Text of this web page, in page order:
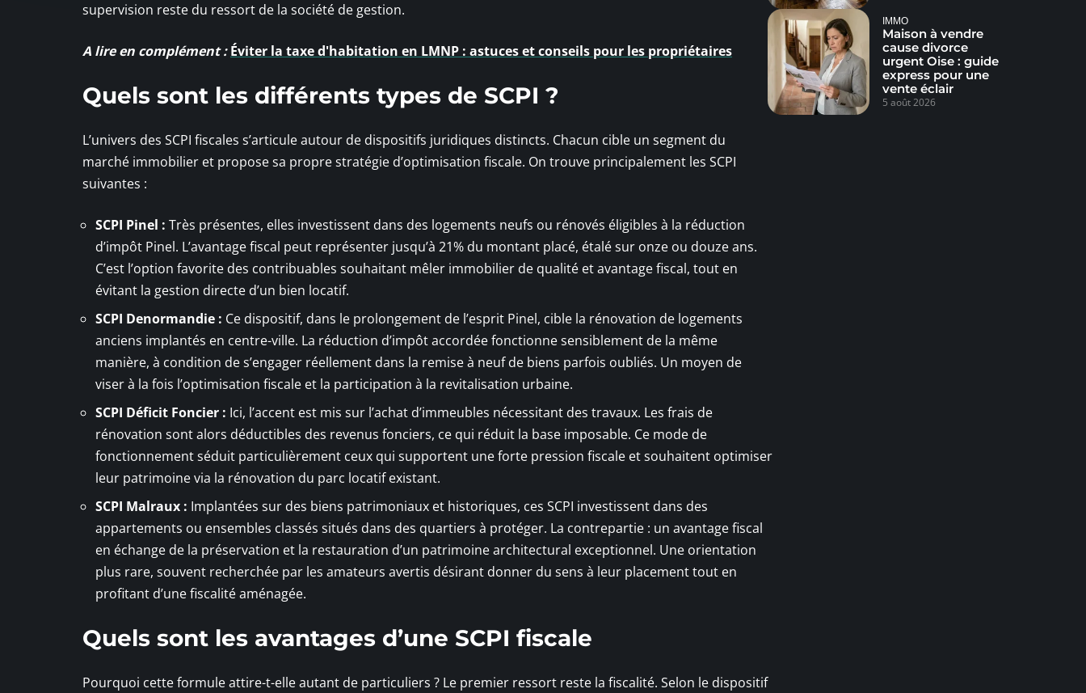
supervision reste du ressort de la société de gestion.
A lire en complément : Éviter la taxe d'habitation en LMNP : astuces et conseils pour les propriétaires
Quels sont les différents types de SCPI ?
L’univers des SCPI fiscales s’articule autour de dispositifs juridiques distincts. Chacun cible un segment du
marché immobilier et propose sa propre stratégie d’optimisation fiscale. On trouve principalement les SCPI
suivantes :
SCPI Pinel : Très présentes, elles investissent dans des logements neufs ou rénovés éligibles à la réduction
d’impôt Pinel. L’avantage fiscal peut représenter jusqu’à 21% du montant placé, étalé sur onze ou douze ans.
C’est l’option favorite des contribuables souhaitant mêler immobilier de qualité et avantage fiscal, tout en
évitant la gestion directe d’un bien locatif.
SCPI Denormandie : Ce dispositif, dans le prolongement de l’esprit Pinel, cible la rénovation de logements
anciens implantés en centre-ville. La réduction d’impôt accordée fonctionne sensiblement de la même
manière, à condition de s’engager réellement dans la remise à neuf de biens parfois oubliés. Un moyen de
viser à la fois l’optimisation fiscale et la participation à la revitalisation urbaine.
SCPI Déficit Foncier : Ici, l’accent est mis sur l’achat d’immeubles nécessitant des travaux. Les frais de
rénovation sont alors déductibles des revenus fonciers, ce qui réduit la base imposable. Ce mode de
fonctionnement séduit particulièrement ceux qui supportent une forte pression fiscale et souhaitent optimiser
leur patrimoine via la rénovation du parc locatif existant.
SCPI Malraux : Implantées sur des biens patrimoniaux et historiques, ces SCPI investissent dans des
appartements ou ensembles classés situés dans des quartiers à protéger. La contrepartie : un avantage fiscal
en échange de la préservation et la restauration d’un patrimoine architectural exceptionnel. Une orientation
plus rare, souvent recherchée par les amateurs avertis désirant donner du sens à leur placement tout en
profitant d’une fiscalité aménagée.
Quels sont les avantages d’une SCPI fiscale
Pourquoi cette formule attire-t-elle autant de particuliers ? Le premier ressort reste la fiscalité. Selon le dispositif
IMMO
Maison à vendre
cause divorce
urgent Oise : guide
express pour une
vente éclair
5 août 2026